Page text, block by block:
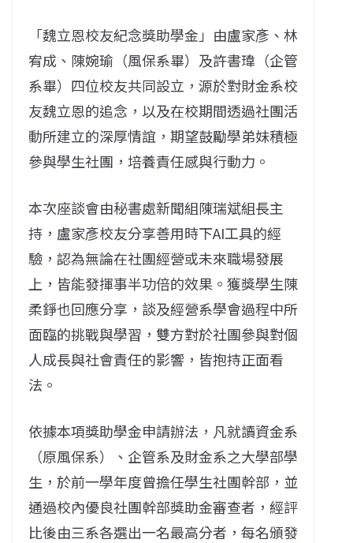
「魏立恩校友紀念獎助學金」由盧家彥、林
宥成、陳婉瑜（風保系畢）及許書瑋（企管
系畢）四位校友共同設立，源於對財金系校
友魏立恩的追念，以及在校期間透過社團活
動所建立的深厚情誼，期望鼓勵學弟妹積極
參與學生社團，培養責任感與行動力。
本次座談會由秘書處新聞組陳瑞斌組長主
持，盧家彥校友分享善用時下AI工具的經
驗，認為無論在社團經營或未來職場發展
上，皆能發揮事半功倍的效果。獲獎學生陳
柔錚也回應分享，談及經營系學會過程中所
面臨的挑戰與學習，雙方對於社團參與對個
人成長與社會責任的影響，皆抱持正面看
法。
依據本項獎助學金申請辦法，凡就讀資金系
（原風保系）、企管系及財金系之大學部學
生，於前一學年度曾擔任學生社團幹部，並
通過校內優良社團幹部獎助金審查者，經評
比後由三系各選出一名最高分者，每名頒發